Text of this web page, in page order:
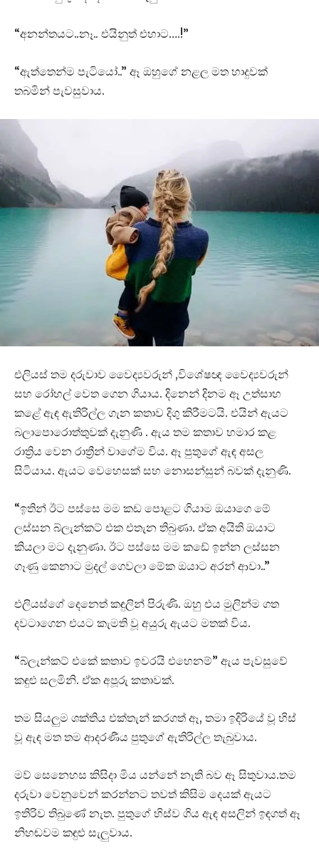
“අනන්තයට..නෑ.. එයිනුත් එහාට….!”
“ඇත්තෙන්ම පැටියෝ..” ඈ ඔහුගේ නළල මත හාදුවක්
තබමින් පැවසුවාය.
එලියස් තම දරුවාව වෛද්‍යවරුන් ,විශේෂඥ වෛද්‍යවරුන්
සහ රෝහල් වෙත ගෙන ගියාය. දිනෙන් දිනම ඈ උත්සාහ
කළේ ඇඳ ඇතිරිල්ල ගැන කතාව දිගු කිරීමටයි. එයින් ඇයට
බලාපොරොත්තුවක් දැනුණි . ඇය තම කතාව හමාර කළ
රාත්‍රිය වෙන රාත්‍රීන් වාගේම විය. ඈ පුතුගේ ඇඳ අසල
සිටියාය. ඇයට වෙහෙසක් සහ නොසන්සුන් බවක් දැනුණි.
“ඉතින් ඊට පස්සෙ මම කඩ පොළට ගියාම ඔයාගෙ මේ
ලස්සන බ්ලැන්කට් එක එතැන තිබුණා. ඒක අයිති ඔයාට
කියලා මට දැනුණා. ඊට පස්සෙ මම කඩේ ඉන්න ලස්සන
ගෑණු කෙනාට මුදල් ගෙවලා මේක ඔයාට අරන් ආවා..”
එලියස්ගේ දෙනෙත් කඳුලින් පිරුණි. ඔහු එය මුලින්ම ගත
දවටාගෙන එයට කැමති වූ අයුරු ඇයට මතක් විය.
“බ්ලැන්කට් එකේ කතාව ඉවරයි එහෙනම්” ඇය පැවසුවේ
කඳුළු සලමිනි. ඒක අපූරු කතාවක්.
තම සියලුම ශක්තිය එක්තැන් කරගත් ඈ, තමා ඉදිරියේ වූ හිස්
වූ ඇඳ මත තම ආදරණීය පුතුගේ ඇතිරිල්ල තැබුවාය.
මව් සෙනෙහස කිසිදා මිය යන්නේ නැති බව ඈ සිතුවාය.තම
දරුවා වෙනුවෙන් කරන්නට තවත් කිසිම දෙයක් ඇයට
ඉතිරිව තිබුණේ නැත. පුතුගේ හිස්ව ගිය ඇඳ අසලින් ඉඳගත් ඈ
නිහඬවම කඳුළු සැලුවාය.